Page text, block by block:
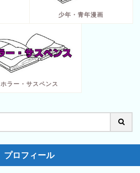
少年・青年漫画
ホラー・サスペンス
プロフィール